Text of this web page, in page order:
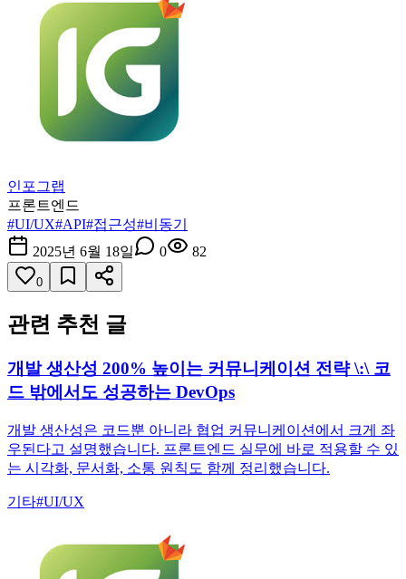
인포그랩
프론트엔드
#UI/UX#API#접근성#비동기
2025년 6월 18일
0 82
0
관련 추천 글
개발 생산성 200% 높이는 커뮤니케이션 전략 \:\ 코
드 밖에서도 성공하는 DevOps
개발 생산성은 코드뿐 아니라 협업 커뮤니케이션에서 크게 좌
우된다고 설명했습니다. 프론트엔드 실무에 바로 적용할 수 있
는 시각화, 문서화, 소통 원칙도 함께 정리했습니다.
기타#UI/UX